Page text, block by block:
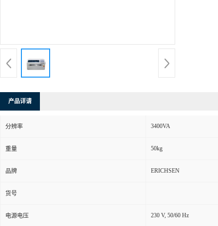
产品详请
分辨率 3400VA
重量 50kg
品牌 ERICHSEN
货号
电源电压 230 V, 50/60 Hz